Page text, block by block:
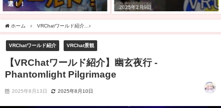
2025年2月9日
えるワールド5選！
ホーム VRChatワールド紹介
VRChatワールド紹介 VRChat景観
【VRChatワールド紹介】幽玄夜行 -
Phantomlight Pilgrimage
2025年8月13日 2025年8月10日